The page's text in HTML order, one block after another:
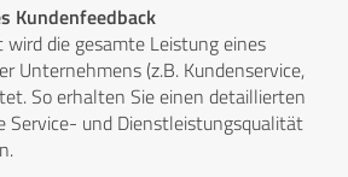
Kundenfeedback
wird die gesamte Leistung eines
Unternehmens (z.B. Kundenservice,
So erhalten Sie einen detaillierten
Service- und Dienstleistungsqualität